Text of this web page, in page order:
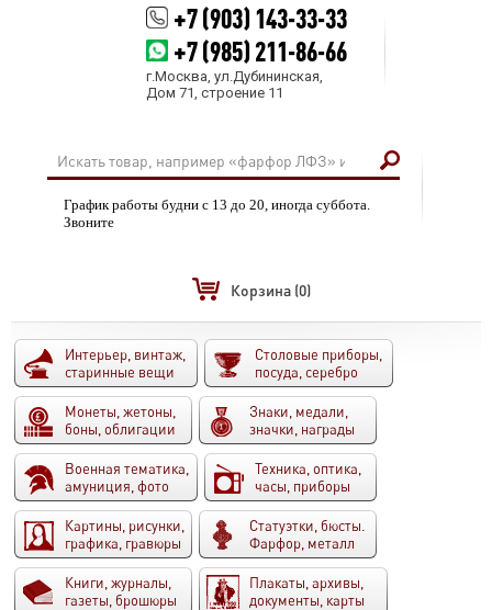
+7 (903) 143-33-33
+7 (985) 211-86-66
г.Москва, ул.Дубининская,
Дом 71, строение 11
График работы будни с 13 до 20, иногда суббота.
Звоните
Корзина (0)
Интерьер, винтаж,
старинные вещи
Столовые приборы,
посуда, серебро
Монеты, жетоны,
боны, облигации
Знаки, медали,
значки, награды
Военная тематика,
амуниция, фото
Техника, оптика,
часы, приборы
Картины, рисунки,
графика, гравюры
Статуэтки, бюсты.
Фарфор, металл
Книги, журналы,
газеты, брошюры
Плакаты, архивы,
документы, карты